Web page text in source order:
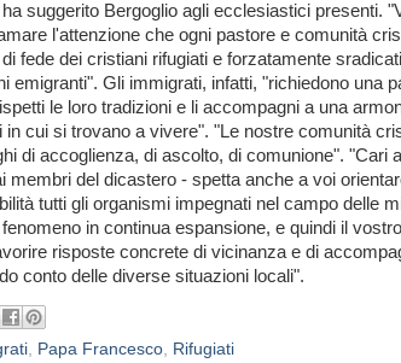
suggerito Bergoglio agli ecclesiastici presenti.
l'attenzione che ogni pastore e comunità
fede dei cristiani rifugiati e forzatamente
emigranti". Gli immigrati, infatti, "richiedono una
le loro tradizioni e li accompagni a una
in cui si trovano a vivere". "Le nostre comunità
di accoglienza, di ascolto, di comunione". "Cari
membri del dicastero - spetta anche a voi
tutti gli organismi impegnati nel campo delle
in continua espansione, e quindi il
risposte concrete di vicinanza e di
conto delle diverse situazioni locali".
Papa Francesco Rifugiati